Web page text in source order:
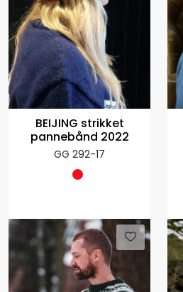
BEIJING strikket
pannebånd 2022
GG 292-17